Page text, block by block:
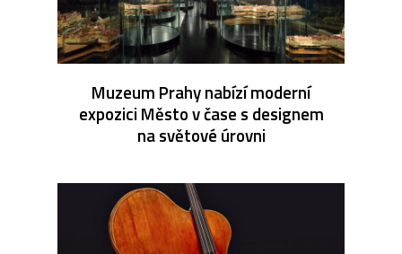
Muzeum Prahy nabízí moderní
expozici Město v čase s designem
na světové úrovni